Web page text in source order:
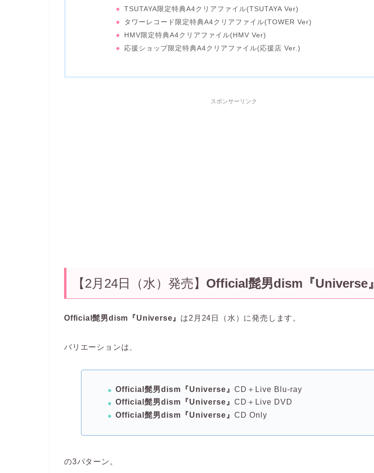
TSUTAYA限定特典A4クリアファイル(TSUTAYA Ver)
タワーレコード限定特典A4クリアファイル(TOWER Ver)
HMV限定特典A4クリアファイル(HMV Ver)
応援ショップ限定特典A4クリアファイル(応援店 Ver.)
スポンサーリンク
【2月24日（水）発売】 Official髭男dism『Universe』
Official髭男dism『Universe』 は2月24日（水）に発売します。
バリエーションは、
Official髭男dism『Universe』 CD＋Live Blu-ray
Official髭男dism『Universe』 CD＋Live DVD
Official髭男dism『Universe』 CD Only
の3パターン。